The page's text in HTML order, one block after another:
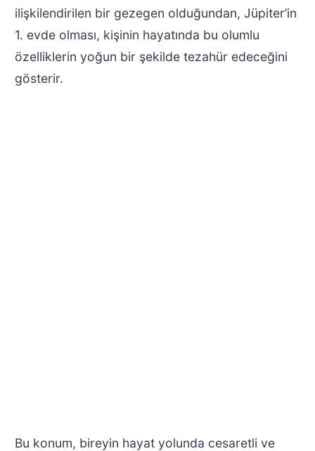
ilişkilendirilen bir gezegen olduğundan, Jüpiter’in
1. evde olması, kişinin hayatında bu olumlu
özelliklerin yoğun bir şekilde tezahür edeceğini
gösterir.
Bu konum, bireyin hayat yolunda cesaretli ve